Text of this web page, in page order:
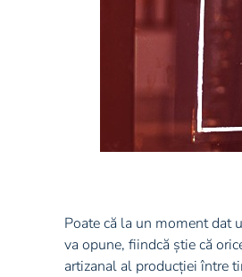
Poate că la un moment dat
va opune, fiindcă știe că
artizanal al producției între